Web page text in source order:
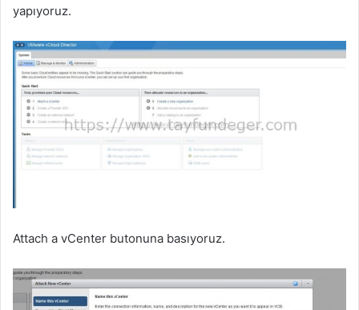
yapıyoruz.
Attach a vCenter butonuna basıyoruz.